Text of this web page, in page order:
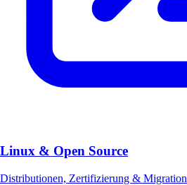
Linux & Open Source
Distributionen, Zertifizierung & Migration